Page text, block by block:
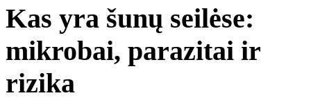
Kas yra šunų seilėse:
mikrobai, parazitai ir
rizika